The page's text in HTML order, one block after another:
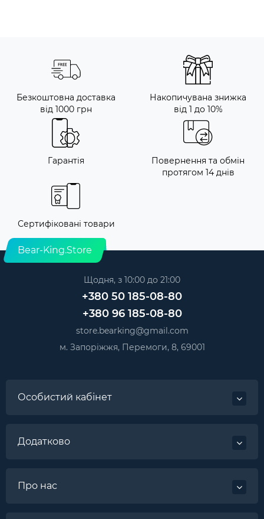
Безкоштовна доставка
від 1000 грн
Накопичувана знижка
від 1 до 10%
Гарантія
Повернення та обмін
протягом 14 днів
Сертифіковані товари
Bear-King.Store
Щодня, з 10:00 до 21:00
+380 50 185-08-80
+380 96 185-08-80
store.bearking@gmail.com
м. Запоріжжя, Перемоги, 8, 69001
Особистий кабінет
Додатково
Про нас